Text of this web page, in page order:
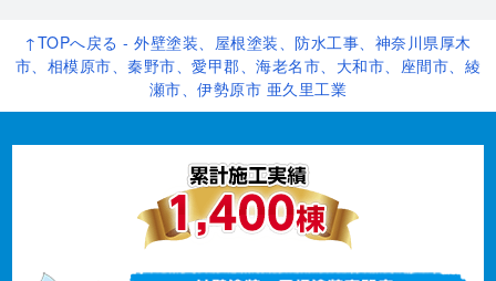
↑TOPへ戻る - 外壁塗装、屋根塗装、防水工事、神奈川県厚木
市、相模原市、秦野市、愛甲郡、海老名市、大和市、座間市、綾
瀬市、伊勢原市 亜久里工業